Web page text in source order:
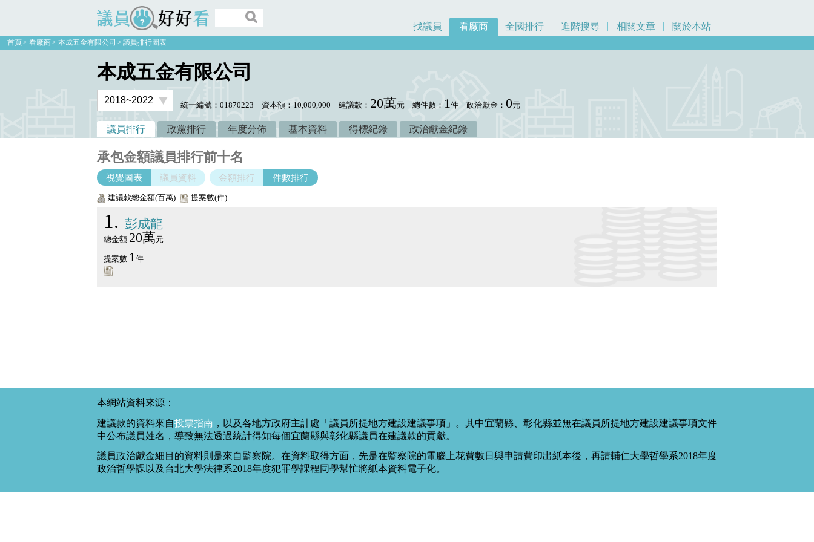
議員好好看
找議員 看廠商 全國排行 進階搜尋 相關文章 關於本站
首頁 看廠商 本成五金有限公司 議員排行圖表
本成五金有限公司
統一編號：01870223 資本額：10,000,000 建議款： 20萬元 總件數： 1件 政治獻金：0元
議員排行 政黨排行 年度分佈 基本資料 得標紀錄 政治獻金紀錄
承包金額議員排行前十名
視覺圖表 議員資料 金額排行 件數排行
建議款總金額(百萬) 提案數(件)
1 彭成龍
總金額 20萬元
提案數 1件
本網站資料來源：
建議款的資料來自投票指南 ，以及各地方政府主計處「議員所提地方建設建議事項」。其中宜蘭縣、彰化縣並無在議員所提地方建設建議事項文件
中公布議員姓名，導致無法透過統計得知每個宜蘭縣與彰化縣議員在建議款的貢獻。
議員政治獻金細目的資料則是來自監察院。在資料取得方面，先是在監察院的電腦上花費數日與申請費印出紙本後，再請輔仁大學哲學系2018年度
政治哲學課以及台北大學法律系2018年度犯罪學課程同學幫忙將紙本資料電子化。